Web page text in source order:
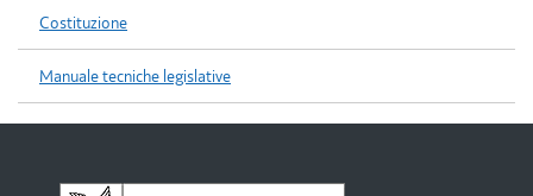
Costituzione
Manuale tecniche legislative